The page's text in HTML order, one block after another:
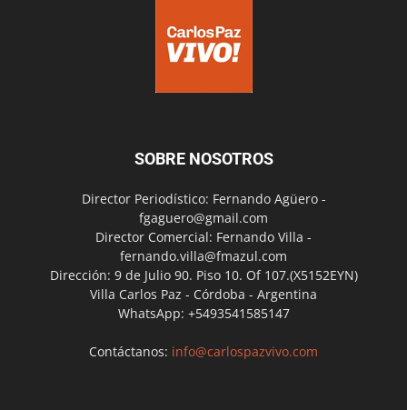
SOBRE NOSOTROS
Director Periodístico: Fernando Agüero -
fgaguero@gmail.com
Director Comercial: Fernando Villa -
fernando.villa@fmazul.com
Dirección: 9 de Julio 90. Piso 10. Of 107.(X5152EYN)
Villa Carlos Paz - Córdoba - Argentina
WhatsApp: +5493541585147
Contáctanos: info@carlospazvivo.com